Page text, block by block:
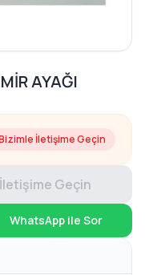
AYAĞI
İletişime Geçin
Geçin
WhatsApp ile Sor